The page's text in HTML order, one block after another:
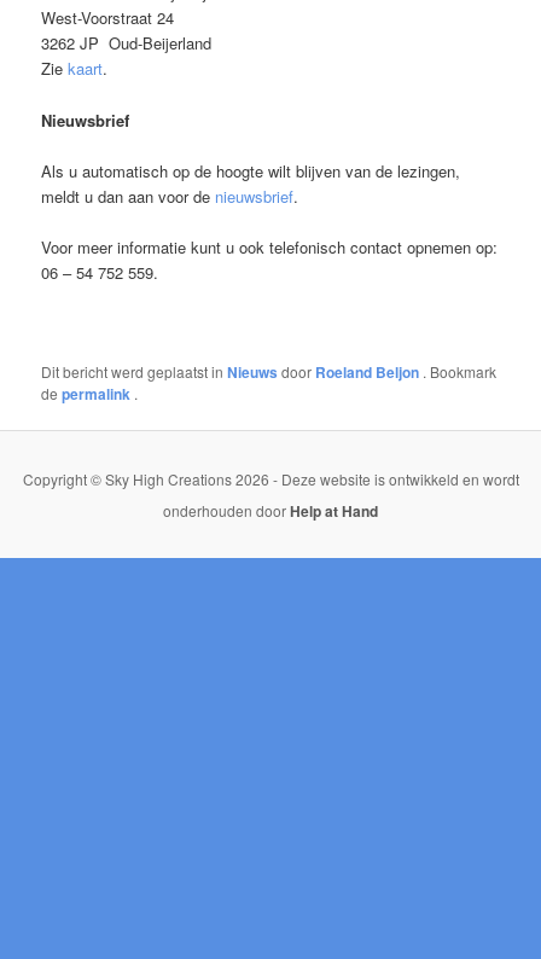
West-Voorstraat 24
3262 JP Oud-Beijerland
Ziekaart.
Nieuwsbrief
Als u automatisch op de hoogte wilt blijven van de lezingen,
meldt u dan aan voor de nieuwsbrief.
Voor meer informatie kunt u ook telefonisch contact opnemen op:
06 – 54 752 559.
Dit bericht werd geplaatst inNieuws door Roeland Beljon . Bookmark
depermalink .
Copyright © Sky High Creations 2026 - Deze website is ontwikkeld en wordt
onderhouden doorHelp at Hand